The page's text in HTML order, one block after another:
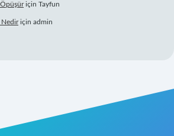
Öpüşüriçin Tayfun
Nediriçin admin